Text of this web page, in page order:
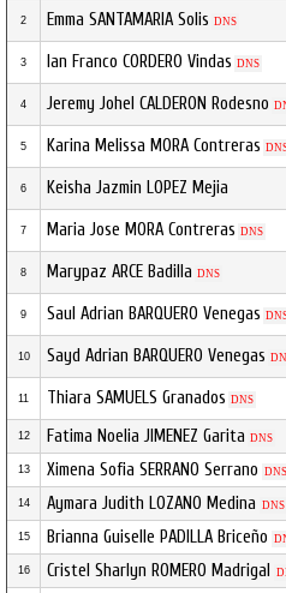
2 Emma SANTAMARIA Solis DNS
3 Ian Franco CORDERO Vindas DNS
4 Jeremy Johel CALDERON Rodesno
5 Karina Melissa MORA Contreras
6 Keisha Jazmin LOPEZ Mejia
7 Maria Jose MORA Contreras DNS
8 Marypaz ARCE Badilla DNS
9 Saul Adrian BARQUERO Venegas
10 Sayd Adrian BARQUERO Venegas
11 Thiara SAMUELS Granados DNS
12 Fatima Noelia JIMENEZ Garita DNS
13 Ximena Sofia SERRANO Serrano DNS
14 Aymara Judith LOZANO Medina DNS
15 Brianna Guiselle PADILLA Briceño
16 Cristel Sharlyn ROMERO Madrigal